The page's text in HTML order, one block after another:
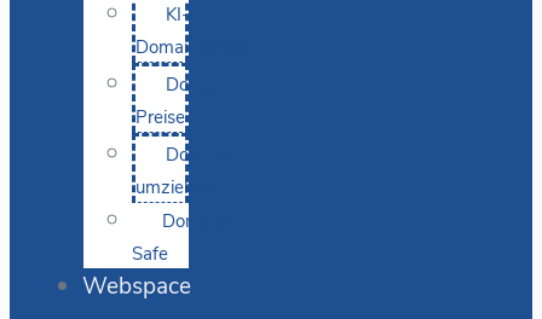
KI-
Domainsuche
Domain-
Preise
Domain
umziehen
Domain-
Safe
Webspace